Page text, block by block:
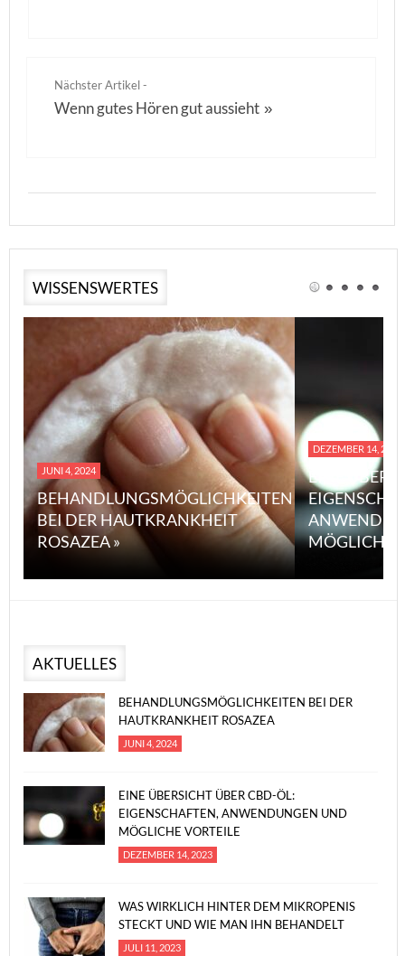
Nächster Artikel -
Wenn gutes Hören gut aussieht »
WISSENSWERTES
JUNI 4, 2024
BEHANDLUNGSMÖGLICHKEITEN
BEI DER HAUTKRANKHEIT
ROSAZEA »
DEZEMBER 14, 2023
EINE
MÖGLICHE
AKTUELLES
BEHANDLUNGSMÖGLICHKEITEN BEI DER
HAUTKRANKHEIT ROSAZEA
JUNI 4, 2024
EINE ÜBERSICHT ÜBER CBD-ÖL:
EIGENSCHAFTEN, ANWENDUNGEN UND
MÖGLICHE VORTEILE
DEZEMBER 14, 2023
WAS WIRKLICH HINTER DEM MIKROPENIS
STECKT UND WIE MAN IHN BEHANDELT
JULI 11, 2023